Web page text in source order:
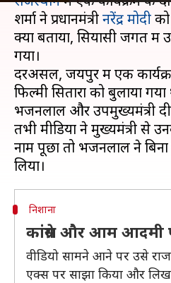
शर्मा ने प्रधानमंत्रीनरेंद्र मोदी
क्या बताया, सियासी जगत
गया।
दरअसल, जयपुर में एक
फिल्मी सितारों को बुलाया
भजनलाल और उपमुख्यमंत्री
तभी मीडिया ने मुख्यमंत्री से
नाम पूछा तो भजनलाल ने
निशाना
कांग्रेस और आम आदमी
वीडियो सामने आने पर उसे
एक्स पर साझा किया और